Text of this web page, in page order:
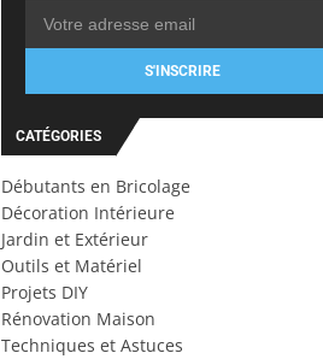
S'INSCRIRE
CATÉGORIES
Débutants en Bricolage
Décoration Intérieure
Jardin et Extérieur
Outils et Matériel
Projets DIY
Rénovation Maison
Techniques et Astuces